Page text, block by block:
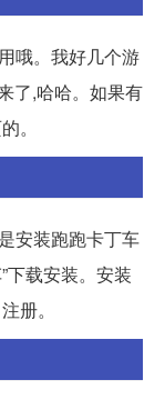
哦。我好几个游
了,哈哈。如果有
。
安装跑跑卡丁车
下载安装。安装
册。